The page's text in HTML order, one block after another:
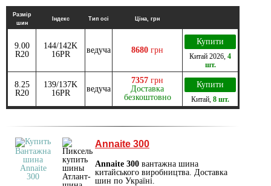
Размір
шин
Індекс Тип осі Ціна, грн
9.00
R20
144/142K
16PR
ведуча 8680 грн
Купити
Китай 2026 4
шт.
8.25
R20
139/137K
16PR
ведуча
7357 грн
Доставка
безкоштовно
Купити
Китай 8 шт.
Annaite 300
Annaite 300 вантажна шина
китайського виробництва. Доставка
шин по Україні.